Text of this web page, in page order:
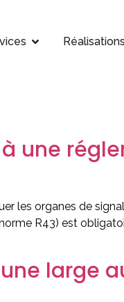
Réalisations
une
les organes de
R43) est
large